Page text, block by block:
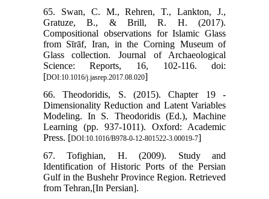
65. Swan, C. M., Rehren, T., Lankton, J.,
Gratuze, B., & Brill, R. H. (2017).
Compositional observations for Islamic Glass
from Sīrāf, Iran, in the Corning Museum of
Glass collection. Journal of Archaeological
Science: Reports, 16, 102-116. doi:
[DOI:10.1016/j.jasrep.2017.08.020]
66. Theodoridis, S. (2015). Chapter 19 -
Dimensionality Reduction and Latent Variables
Modeling. In S. Theodoridis (Ed.), Machine
Learning (pp. 937-1011). Oxford: Academic
Press. [DOI:10.1016/B978-0-12-801522-3.00019-7]
67. Tofighian, H. (2009). Study and
Identification of Historic Ports of the Persian
Gulf in the Bushehr Province Region. Retrieved
from Tehran,[In Persian].